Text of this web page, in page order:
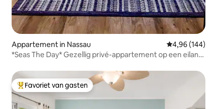
Appartement in Nassau Gemiddelde
4,96 (144)
*Seas The Day* Gezellig privé-appartement op een eiland
Topfavoriet van gasten
Favoriet van gasten